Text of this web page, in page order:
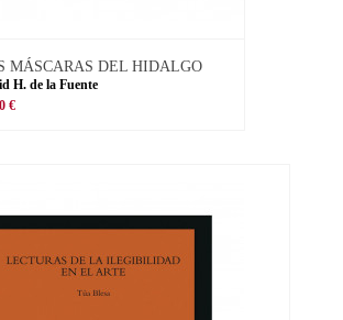
MÁSCARAS DEL HIDALGO
H. de la Fuente
€